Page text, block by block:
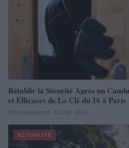
Rétablir la Sécurité Après un
et Efficaces de La Clé du 16 à Paris
Infos Rédaction · 12 Déc 2024
ACTUALITÉ